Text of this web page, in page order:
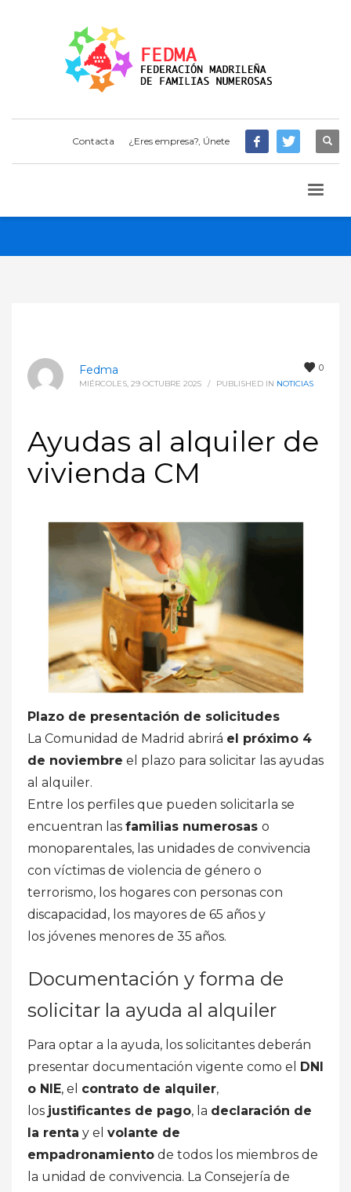
Contacta ¿Eres empresa?, Únete
0
Fedma
MIÉRCOLES, 29 OCTUBRE 2025 / PUBLISHED IN NOTICIAS
Ayudas al alquiler de
vivienda CM
Plazo de presentación de solicitudes
La Comunidad de Madrid abrirá el próximo 4
de noviembre el plazo para solicitar las ayudas
al alquiler.
Entre los perfiles que pueden solicitarla se
encuentran las familias numerosas o
monoparentales, las unidades de convivencia
con víctimas de violencia de género o
terrorismo, los hogares con personas con
discapacidad, los mayores de 65 años y
los jóvenes menores de 35 años.
Documentación y forma de
solicitar la ayuda al alquiler
Para optar a la ayuda, los solicitantes deberán
presentar documentación vigente como el DNI
o NIE, el contrato de alquiler,
los justificantes de pago, la declaración de
la renta y el volante de
empadronamiento de todos los miembros de
la unidad de convivencia. La Consejería de